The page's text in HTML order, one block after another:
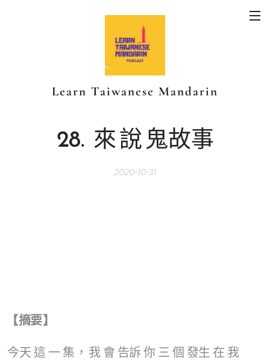
Learn Taiwanese Mandarin
28. 來說鬼故事
2020-10-31
【摘要】
今天 這 一 集 ， 我 會 告訴 你 三 個 發生 在 我